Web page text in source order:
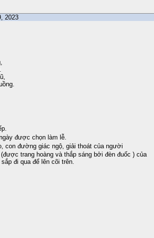
2023
được chọn làm lễ.
con đường giác ngộ, giải thoát của người
trang hoàng và thắp sáng bởi đèn đuốc ) của
đi qua để lên cõi trên.